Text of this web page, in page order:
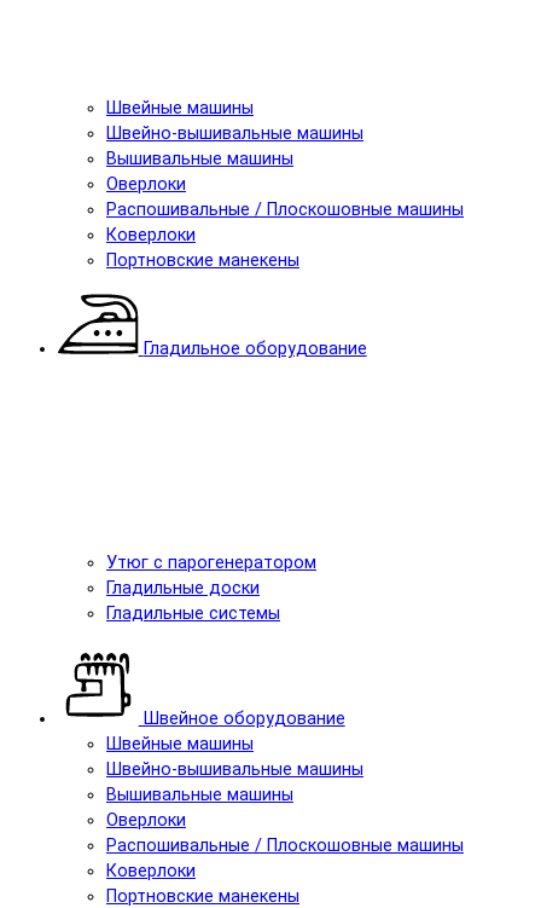
Швейные машины
Швейно-вышивальные машины
Вышивальные машины
Оверлоки
Распошивальные / Плоскошовные машины
Коверлоки
Портновские манекены
Гладильное оборудование
Утюг с парогенератором
Гладильные доски
Гладильные системы
Швейное оборудование
Швейные машины
Швейно-вышивальные машины
Вышивальные машины
Оверлоки
Распошивальные / Плоскошовные машины
Коверлоки
Портновские манекены